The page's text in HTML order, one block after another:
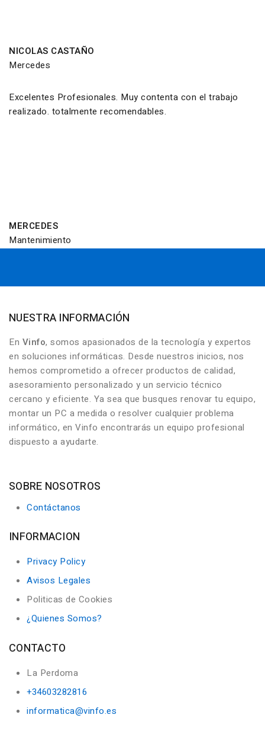
NICOLAS CASTAÑO
Mercedes
Excelentes Profesionales. Muy contenta con el trabajo
realizado. totalmente recomendables.
MERCEDES
Mantenimiento
NUESTRA INFORMACIÓN
En Vinfo, somos apasionados de la tecnología y expertos
en soluciones informáticas. Desde nuestros inicios, nos
hemos comprometido a ofrecer productos de calidad,
asesoramiento personalizado y un servicio técnico
cercano y eficiente. Ya sea que busques renovar tu equipo,
montar un PC a medida o resolver cualquier problema
informático, en Vinfo encontrarás un equipo profesional
dispuesto a ayudarte.
SOBRE NOSOTROS
Contáctanos
INFORMACION
Privacy Policy
Avisos Legales
Politicas de Cookies
¿Quienes Somos?
CONTACTO
La Perdoma
+34603282816
informatica@vinfo.es